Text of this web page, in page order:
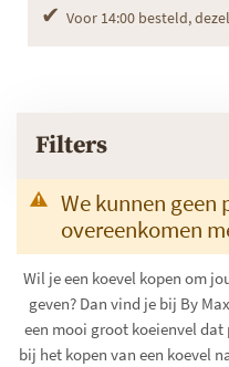
✔ Voor 14:00 besteld,
Filters
We kunnen
overeenkomen
Wil je een koevel kopen om
geven? Dan vind je bij By
een mooi groot koeienvel
bij het kopen van een koevel